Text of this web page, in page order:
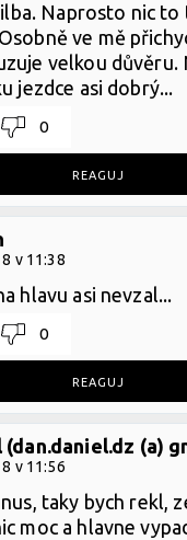
Naprosto nic to
ve mě
velkou důvěru.
jezdce asi dobrý...
0
REAGUJ
v 11:38
hlavu asi nevzal...
0
REAGUJ
(dan.daniel.dz (a)
v 11:56
taky bych rekl,
moc a hlavne